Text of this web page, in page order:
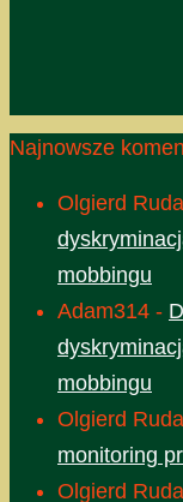
Najnowsze
Olgierd
mobbingu
Adam314 -
mobbingu
Olgierd
monitoring
Olgierd